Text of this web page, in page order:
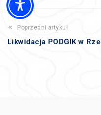
Poprzedni artykuł
Likwidacja PODGIK w